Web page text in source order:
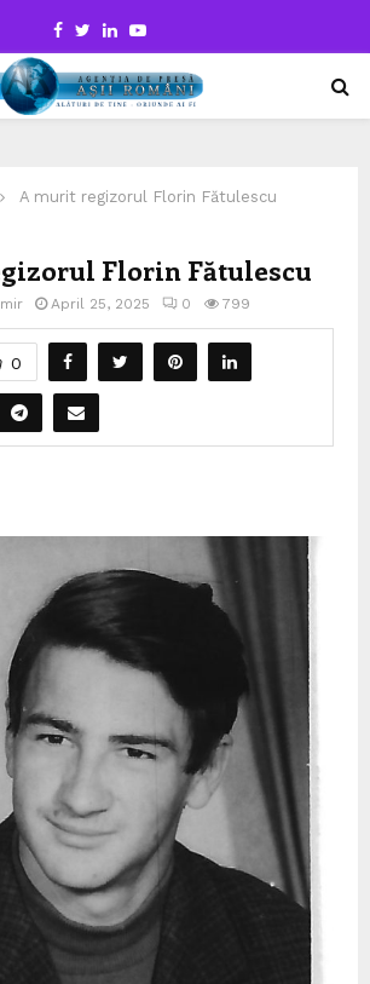
Facebook
TwitterLinkedinYoutube
A murit regizorul Florin Fătulescu
Florin Fătulescu
April 25, 2025 0 799
0